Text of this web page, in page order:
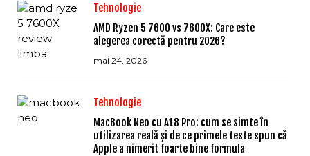
Tehnologie
AMD Ryzen 5 7600 vs 7600X: Care este
alegerea corectă pentru 2026?
mai 24, 2026
Tehnologie
MacBook Neo cu A18 Pro: cum se simte în
utilizarea reală și de ce primele teste spun că
Apple a nimerit foarte bine formula